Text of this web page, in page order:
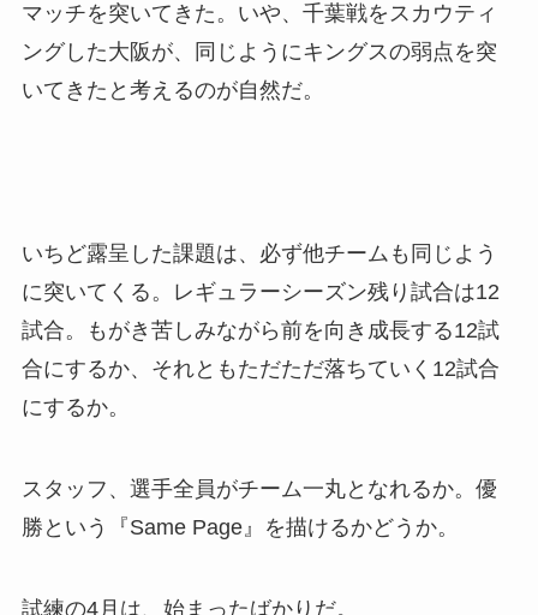
マッチを突いてきた。いや、千葉戦をスカウティ
ングした大阪が、同じようにキングスの弱点を突
いてきたと考えるのが自然だ。
いちど露呈した課題は、必ず他チームも同じよう
に突いてくる。レギュラーシーズン残り試合は12
試合。もがき苦しみながら前を向き成長する12試
合にするか、それともただただ落ちていく12試合
にするか。
スタッフ、選手全員がチーム一丸となれるか。優
勝という『Same Page』を描けるかどうか。
試練の4月は、始まったばかりだ。